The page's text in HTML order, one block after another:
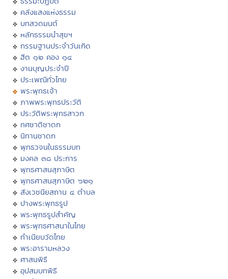
คลังแสงแห่งธรรม
บทสวดมนต์
หลักธรรมนำสุขฯ
กรรมฐานประจำวันเกิด
ฮีต ๑๒ คอง ๑๔
งานบุญประจำปี
ประเพณีทั่วไทย
พระพุทธเจ้า
ภาพพระพุทธประวัติ
ประวัติพระพุทธสาวก
ทศชาติชาดก
นิทานชาดก
พุทธวจนในธรรมบท
มงคล ๓๘ ประการ
พุทธศาสนสุภาษิต
พุทธศาสนสุภาษิต ๖๒๑
สังเวชนียสถาน ๔ ตำบล
ปางพระพุทธรูป
พระพุทธรูปสำคัญ
พระพุทธศาสนาในไทย
ทำเนียบวัดไทย
พระอารามหลวง
ศาสนพิธี
อุปสมบทพิธี